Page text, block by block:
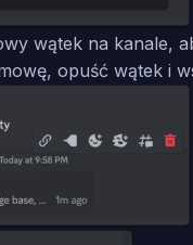
wątek na kanale,
opuść wątek i